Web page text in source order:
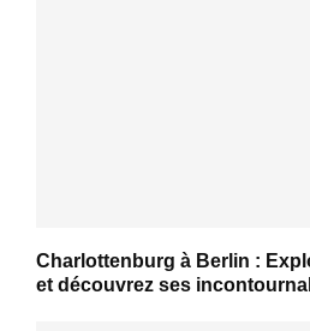
Charlottenburg à Berlin :
et découvrez ses